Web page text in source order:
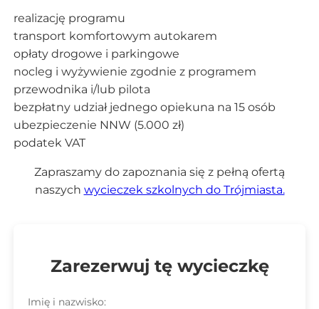
realizację programu
transport komfortowym autokarem
opłaty drogowe i parkingowe
nocleg i wyżywienie zgodnie z programem
przewodnika i/lub pilota
bezpłatny udział jednego opiekuna na 15 osób
ubezpieczenie NNW (5.000 zł)
podatek VAT
Zapraszamy do zapoznania się z pełną ofertą
naszych wycieczek szkolnych do Trójmiasta.
Zarezerwuj tę wycieczkę
Imię i nazwisko: